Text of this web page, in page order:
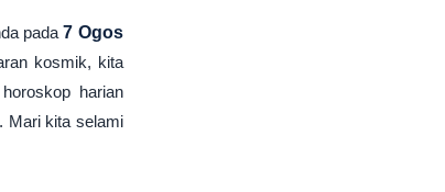
pada7 Ogos
kosmik, kita
harian
Mari kita selami